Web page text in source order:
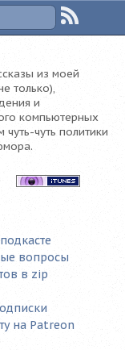
из моей
только),
и
компьютерных
чуть-чуть политики
вопросы
в zip
на Patreon